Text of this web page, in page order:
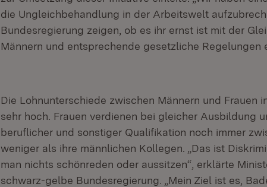
die Ungleichbehandlung in der Arbeitswelt
Bundesregierung zeigen, ob es ihr ernst ist mit der
Männern und entsprechende gesetzliche Regelungen
Die Lohnunterschiede zwischen Männern und Frauen
sehr hoch. Frauen verdienen bei gleicher Ausbildung
beruflicher und sonstiger Qualifikation noch immer
weniger als ihre männlichen Kollegen. „Das ist
man nichts schönreden oder aussitzen“, erklärte
schwarz-gelbe Bundesregierung. „Mein Ziel ist es,